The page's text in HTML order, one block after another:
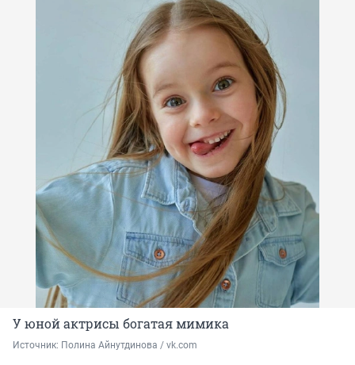
У юной актрисы богатая мимика
Источник: Полина Айнутдинова / vk.com